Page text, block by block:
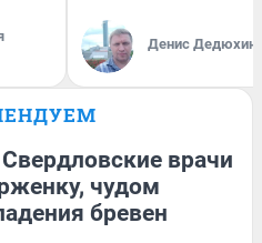
Денис Дедюхин
врачи
чудом
бревен